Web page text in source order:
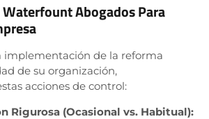
Waterfount Abogados Para
implementación de la reforma
de su organización,
acciones de control:
Rigurosa (Ocasional vs. Habitual):